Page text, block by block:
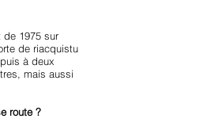
de 1975 sur
de riacquistu
à deux
mais aussi
route ?